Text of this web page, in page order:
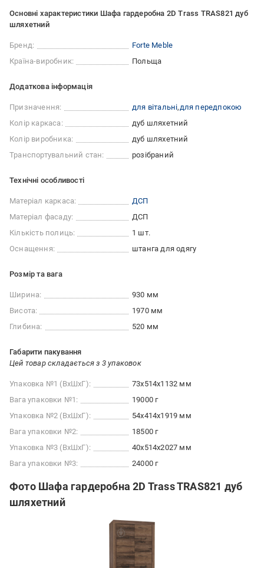
Основні характеристики Шафа гардеробна 2D Trass TRAS821 дуб
шляхетний
Бренд:
Forte Meble
Країна-виробник:
Польща
Додаткова інформація
Призначення: для вітальні для передпокою
Колір каркаса:
дуб шляхетний
Колір виробника:
дуб шляхетний
Транспортувальний стан:
розібраний
Технічні особливості
Матеріал каркаса:
ДСП
Матеріал фасаду:
ДСП
Кількість полиць:
1 шт.
Оснащення:
штанга для одягу
Розмір та вага
Ширина:
930 мм
Висота:
1970 мм
Глибина:
520 мм
Габарити пакування
Цей товар складається з 3 упаковок
Упаковка №1 (ВхШхГ):
73x514x1132 мм
Вага упаковки №1:
19000 г
Упаковка №2 (ВхШхГ):
54x414x1919 мм
Вага упаковки №2:
18500 г
Упаковка №3 (ВхШхГ):
40x514x2027 мм
Вага упаковки №3:
24000 г
Фото Шафа гардеробна 2D Trass TRAS821 дуб
шляхетний